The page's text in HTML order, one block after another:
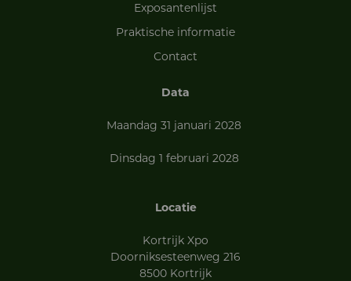
Exposantenlijst
Praktische informatie
Contact
Data
Maandag 31 januari 2028
Dinsdag 1 februari 2028
Locatie
Kortrijk Xpo
Doorniksesteenweg 216
8500 Kortrijk